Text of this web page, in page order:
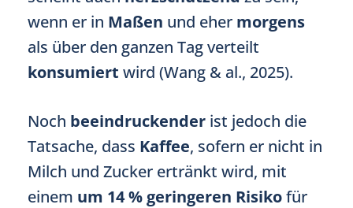
wenn er in Maßen und eher morgens
als über den ganzen Tag verteilt
konsumiert wird (Wang & al., 2025).
Noch beeindruckender ist jedoch die
Tatsache, dass Kaffee, sofern er nicht in
Milch und Zucker ertränkt wird, mit
einem um 14 % geringeren Risikofür